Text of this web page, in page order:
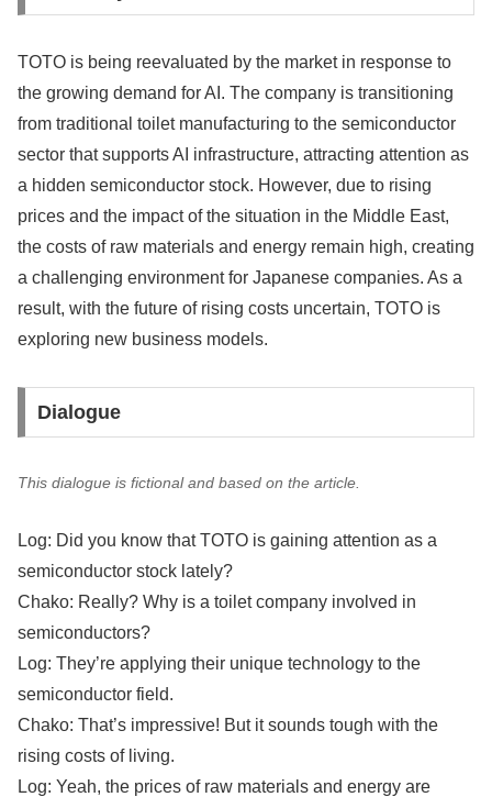
TOTO is being reevaluated by the market in response to
the growing demand for AI. The company is transitioning
from traditional toilet manufacturing to the semiconductor
sector that supports AI infrastructure, attracting attention as
a hidden semiconductor stock. However, due to rising
prices and the impact of the situation in the Middle East,
the costs of raw materials and energy remain high, creating
a challenging environment for Japanese companies. As a
result, with the future of rising costs uncertain, TOTO is
exploring new business models.
Dialogue
This dialogue is fictional and based on the article.
Log: Did you know that TOTO is gaining attention as a
semiconductor stock lately?
Chako: Really? Why is a toilet company involved in
semiconductors?
Log: They’re applying their unique technology to the
semiconductor field.
Chako: That’s impressive! But it sounds tough with the
rising costs of living.
Log: Yeah, the prices of raw materials and energy are